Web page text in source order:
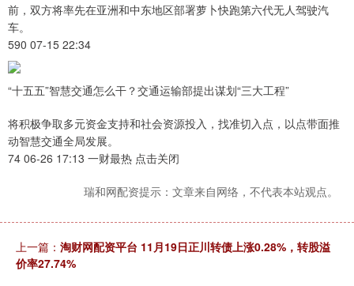
前，双方将率先在亚洲和中东地区部署萝卜快跑第六代无人驾驶汽
车。
590 07-15 22:34
“十五五”智慧交通怎么干？交通运输部提出谋划“三大工程”
将积极争取多元资金支持和社会资源投入，找准切入点，以点带面推
动智慧交通全局发展。
74 06-26 17:13 一财最热 点击关闭
瑞和网配资提示：文章来自网络，不代表本站观点。
上一篇： 淘财网配资平台 11月19日正川转债上涨0.28%，转股溢
价率27.74%